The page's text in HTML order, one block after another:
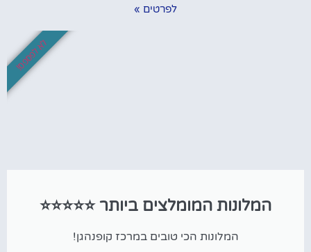
לפרטים »
המלונות המומלצים ביותר ⭐⭐⭐⭐⭐
המלונות הכי טובים במרכז קופנהגן!
לא לפספס!